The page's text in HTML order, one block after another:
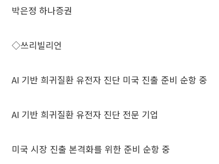
박은정 하나증권
◇쓰리빌리언
AI 기반 희귀질환 유전자 진단 미국 진출 준비 순항 중
AI 기반 희귀질환 유전자 진단 전문 기업
미국 시장 진출 본격화를 위한 준비 순항 중